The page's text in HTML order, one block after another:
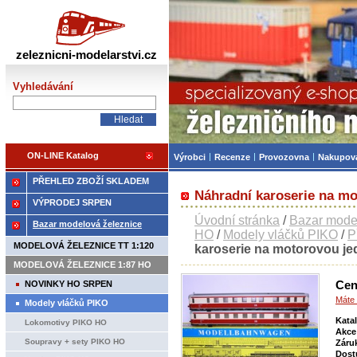
Náhradní karoserie na
Úvodní stránka / Bazar
HO / Modely vláčků PIKO /
karoserie na motorovou
PŘEHLED ZBOŽÍ SKLADEM
VÝPRODEJ SRPEN
Bazar modelová železnice
MODELOVÁ ŽELEZNICE TT 1:120
MODELOVÁ ŽELEZNICE 1:87 HO
NOVINKY HO SRPEN
Modely vláčků PIKO
Lokomotivy PIKO HO
Soupravy + sety PIKO HO
zeleznicni-modelarstvi.cz
Vyhledávání
ON-LINE Katalog
Železniční
Výrobci Recenze Provozovna